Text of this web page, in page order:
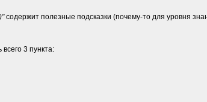
содержит полезные подсказки (почему-то для уровня
3 пункта: